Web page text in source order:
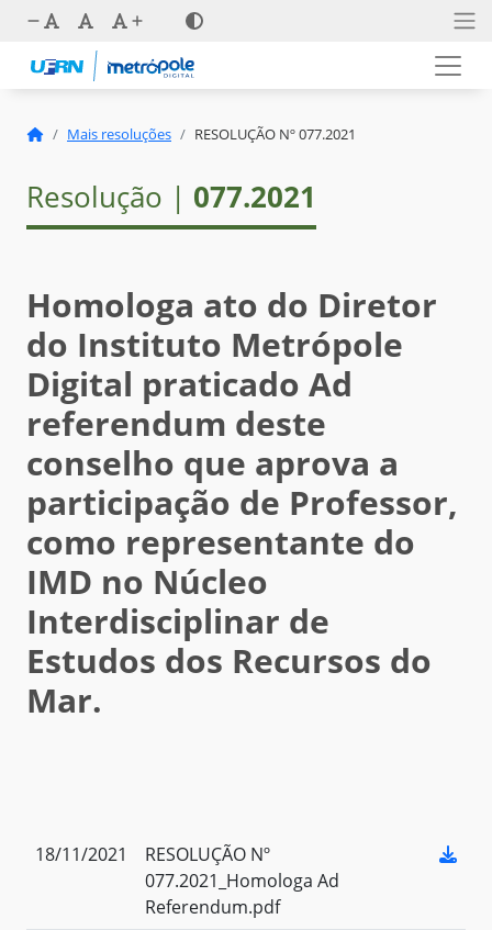
Mais resoluções RESOLUÇÃO Nº 077.2021
Resolução | 077.2021
Homologa ato do Diretor
do Instituto Metrópole
Digital praticado Ad
referendum deste
conselho que aprova a
participação de Professor,
como representante do
IMD no Núcleo
Interdisciplinar de
Estudos dos Recursos do
Mar.
18/11/2021
RESOLUÇÃO Nº
077.2021_Homologa Ad
Referendum.pdf